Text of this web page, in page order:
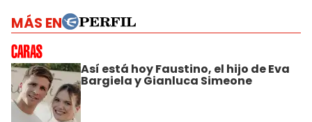
MÁS EN
Así está hoy Faustino, el hijo de Eva
Bargiela y Gianluca Simeone